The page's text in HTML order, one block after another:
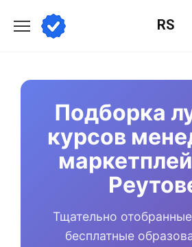
содержанию
RS
Подборка
курсов
Тщательно
бесплатные